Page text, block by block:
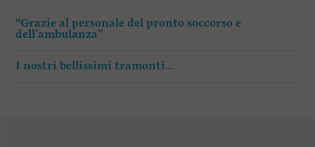
“Grazie al personale del pronto soccorso e
dell’ambulanza”
I nostri bellissimi tramonti…